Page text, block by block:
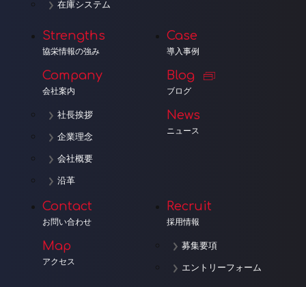
在庫システム
Strengths
協栄情報の強み
Company
会社案内
社長挨拶
企業理念
会社概要
沿革
Case
導入事例
Blog
ブログ
News
ニュース
Contact
お問い合わせ
Map
アクセス
Recruit
採用情報
募集要項
エントリーフォーム